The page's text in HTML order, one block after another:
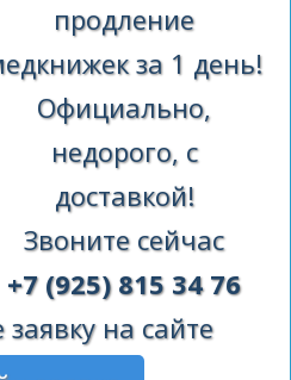
продление
за 1 день!
Официально,
недорого, с
доставкой!
Звоните сейчас
+7 (925) 815 34 76
заявку на сайте